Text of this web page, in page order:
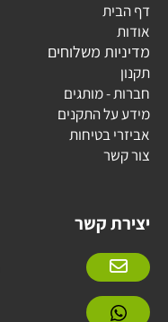
דף הבית
אודות
מדיניות משלוחים
תקנון
חברות - מותגים
מידע על התקנים
אביזרי בטיחות
צור קשר
יצירת קשר